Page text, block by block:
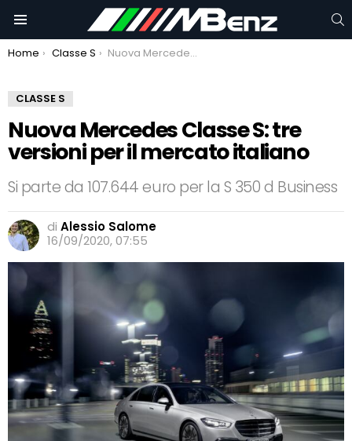
You are here:
Home Classe S Nuova Mercedes Classe S: tre versioni per il mercato italiano
CLASSE S
Nuova Mercedes Classe S: tre
versioni per il mercato italiano
Si parte da 107.644 euro per la S 350 d Business
di Alessio Salome
16/09/2020, 07:55